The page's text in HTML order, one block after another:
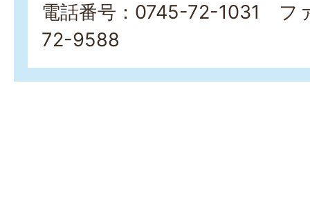
電話番号：0745-72-1031 フ
72-9588